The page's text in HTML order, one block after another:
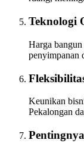
Teknologi
Harga
penyimpanan
Keunikan
Pekalongan